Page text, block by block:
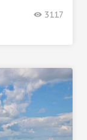
3117